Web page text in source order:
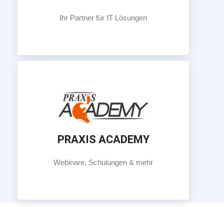
Ihr Partner für IT Lösungen
BRANCHEN-BERATUNG
PRAXIS ACADEMY
Webinare, Schulungen & mehr
PRAXIS ACADEMY
Mehr Info